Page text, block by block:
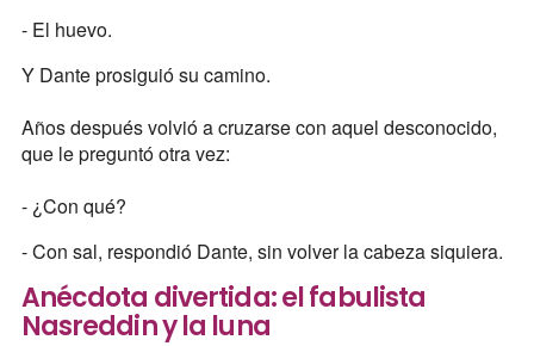
- El huevo.
Y Dante prosiguió su camino.
Años después volvió a cruzarse con aquel desconocido,
que le preguntó otra vez:
- ¿Con qué?
- Con sal, respondió Dante, sin volver la cabeza siquiera.
Anécdota divertida: el fabulista
Nasreddin y la luna